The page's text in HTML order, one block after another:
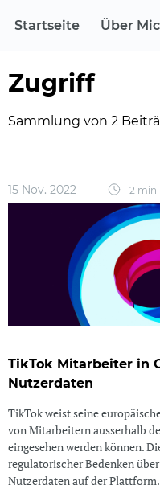
Startseite Über
Zugriff
Sammlung von 2
15 Nov. 2022 2 min
TikTok Mitarbeiter in
Nutzerdaten
TikTok weist seine
von Mitarbeitern ausserhalb
eingesehen werden können.
regulatorischer Bedenken
Nutzerdaten auf der